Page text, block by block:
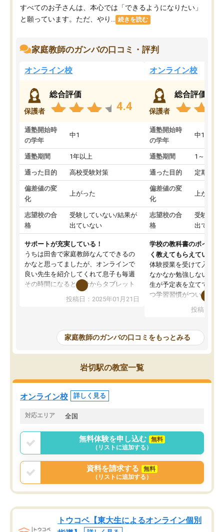
すべてのお子さんは、本心では「できるようになりたい」
と願っています。ただ、やり...
続きを読む
家庭教師のガンバの口コミ・評判
オンライン校
保護者
総合評価
4.4
通塾開始時
の学年
中1
通塾期間 1年以上
通った目的 高校受験対策
偏差値の変
化
上がった
志望校の合
格
受験していない/結果が
出ていない
サポートが充実している！
うちは田舎で家庭教師なんてできるの
かなと思ってましたが、オンラインで
良い先生を紹介してくれて息子も毎週
その時間になると自分からタブレット
を開いてzoomを繋げるようになりまし
た！5科目なんでもOKなのもとても気
めて1年ほどだった今では平均点以上の
科目が増えてきました！あと1年受験ま
であるので無料の週末教室を使用しな
がら頑張って欲しいと思います！
投稿日：2025年01月21日
オンライン校
保護者
総合評価
通塾開始時
の学年
中1
通塾期間 1～3ヵ月
通った目的 定期テス
偏差値の変
化
上がった
志望校の合
格
受験して
出ていな
学校の教科書のポイント
く教えてもらえている
体験授業を受けて入塾し
なかなか勉強しない息子
生が予定表を立ててくれ
つ学習習慣がついてきま
指導が無い日も予定表
問できるのでとても助か
投稿日：
家庭教師のガンバの口コミをもっとみる
岩切駅の教室一覧
オンライン校 詳しく見る
対応エリア 全国
無料体験を申し込む
無料
（リストに追加する）
資料を請求する
無料
（リストに追加する）
トウコベ【東大生によるオンライン個別